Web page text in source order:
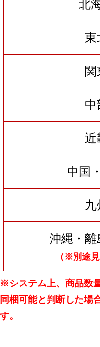
北
東
関
中
近
中国
九
沖縄・離
（※別途
※システム上、商品数
同梱可能と判断した場
す。